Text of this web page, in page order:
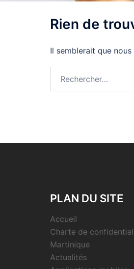
Rien de
Il semblerait que
PLAN DU SITE
Accueil
Charte de
Martinique
Actualités